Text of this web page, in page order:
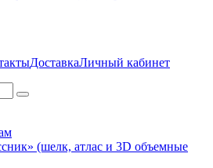
ДоставкаЛичный кабинет
(шелк, атлас и 3D объемные